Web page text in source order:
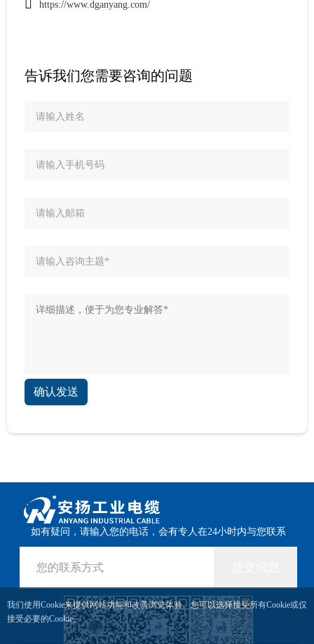
我们使用Cookie来提供网站功能和改善浏览体验。您可以选择接受所有Cookie或仅
接受必要的Cookie。
告诉我们您需要咨询的问题
确认发送
https://www.dganyang.com/
如有疑问，请输入您的电话，会有专人在24小时内与您联系